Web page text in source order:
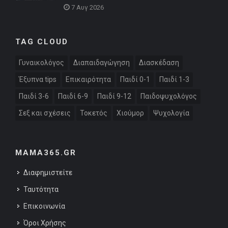
7 Αυγ 2026
TAG CLOUD
Γυναικολόγος Διαπαιδαγώγηση Διασκέδαση
Έξυπνα tips Επικαιρότητα Παιδί 0-1 Παιδί 1-3
Παιδί 3-6 Παιδί 6-9 Παιδί 9-12 Παιδοψυχολόγος
Σεξ και σχέσεις Τοκετός Χιούμορ Ψυχολογία
MAMA365.GR
Διαφημιστείτε
Ταυτότητα
Επικοινωνία
Όροι Χρήσης